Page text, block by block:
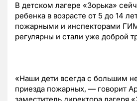
В детском лагере «Зорька»
ребенка в возрасте от 5 до 14
пожарными и инспекторами
регулярны и стали уже доброй
«Наши дети всегда с большим
приезда пожарных, — говорит